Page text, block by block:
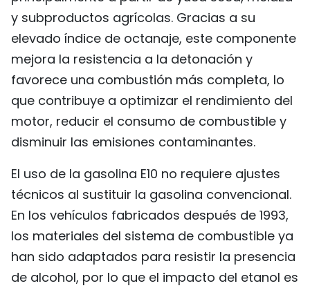
y subproductos agrícolas. Gracias a su
elevado índice de octanaje, este componente
mejora la resistencia a la detonación y
favorece una combustión más completa, lo
que contribuye a optimizar el rendimiento del
motor, reducir el consumo de combustible y
disminuir las emisiones contaminantes.
El uso de la gasolina E10 no requiere ajustes
técnicos al sustituir la gasolina convencional.
En los vehículos fabricados después de 1993,
los materiales del sistema de combustible ya
han sido adaptados para resistir la presencia
de alcohol, por lo que el impacto del etanol es